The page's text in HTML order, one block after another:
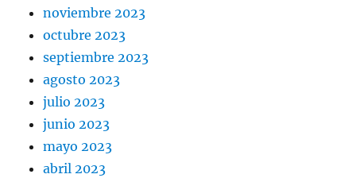
noviembre 2023
octubre 2023
septiembre 2023
agosto 2023
julio 2023
junio 2023
mayo 2023
abril 2023